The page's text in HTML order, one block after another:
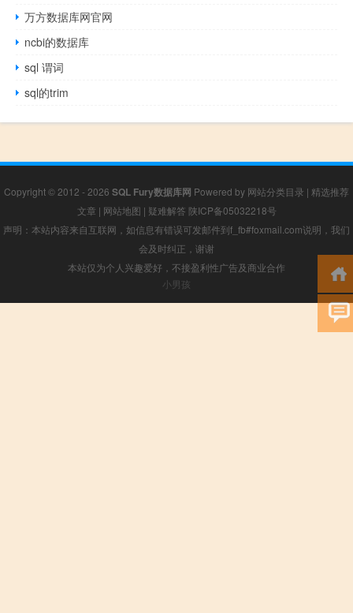
万方数据库网官网
ncbi的数据库
sql 谓词
sql的trim
Copyright © 2012 - 2026 SQL Fury数据库网 Powered by 网站分类目录 | 精选推荐
文章 | 网站地图 | 疑难解答 陕ICP备05032218号
声明：本站内容来自互联网，如信息有错误可发邮件到f_fb#foxmail.com说明，我们
会及时纠正，谢谢
本站仅为个人兴趣爱好，不接盈利性广告及商业合作
小男孩